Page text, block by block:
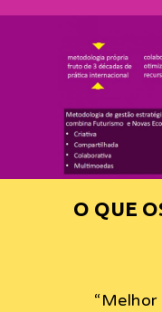
O QUE
“Melhor